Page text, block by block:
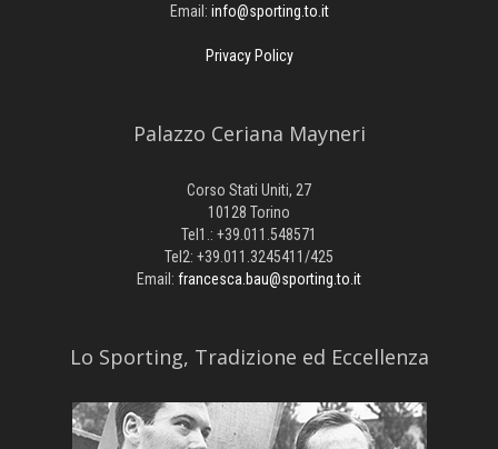
Email: info@sporting.to.it
Privacy Policy
Palazzo Ceriana Mayneri
Corso Stati Uniti, 27
10128 Torino
Tel1.: +39.011.548571
Tel2: +39.011.3245411/425
Email: francesca.bau@sporting.to.it
​Lo Sporting, Tradizione ed Eccellenza